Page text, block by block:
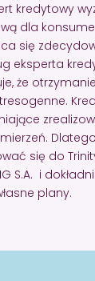
kredytowy
dla
się
eksperta
że
się do
S.A. i
plany.